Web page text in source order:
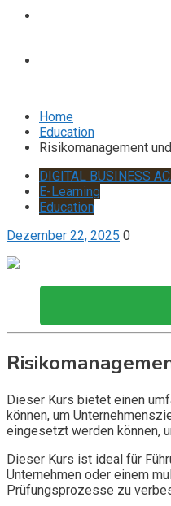
Home
Education
Risikomanagement
DIGITAL BUSINESS
E-Learning
Education
Dezember 22, 2025 0
Dieser Kurs bietet einen
können, um
eingesetzt werden können,
Dieser Kurs ist ideal für
Unternehmen oder einem
Prüfungsprozesse zu